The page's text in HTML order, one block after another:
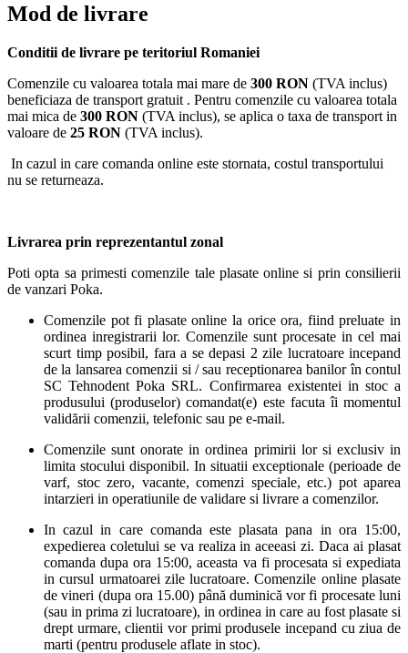
Mod de livrare
Conditii de livrare pe teritoriul Romaniei
Comenzile cu valoarea totala mai mare de 300 RON (TVA inclus)
beneficiaza de transport gratuit . Pentru comenzile cu valoarea totala
mai mica de 300 RON (TVA inclus), se aplica o taxa de transport in
valoare de 25 RON (TVA inclus).
In cazul in care comanda online este stornata, costul transportului
nu se returneaza.
Livrarea prin reprezentantul zonal
Poti opta sa primesti comenzile tale plasate online si prin consilierii
de vanzari Poka.
Comenzile pot fi plasate online la orice ora, fiind preluate in
ordinea inregistrarii lor. Comenzile sunt procesate in cel mai
scurt timp posibil, fara a se depasi 2 zile lucratoare incepand
de la lansarea comenzii si / sau receptionarea banilor în contul
SC Tehnodent Poka SRL. Confirmarea existentei in stoc a
produsului (produselor) comandat(e) este facuta îi momentul
validării comenzii, telefonic sau pe e-mail.
Comenzile sunt onorate in ordinea primirii lor si exclusiv in
limita stocului disponibil. In situatii exceptionale (perioade de
varf, stoc zero, vacante, comenzi speciale, etc.) pot aparea
intarzieri in operatiunile de validare si livrare a comenzilor.
In cazul in care comanda este plasata pana in ora 15:00,
expedierea coletului se va realiza in aceeasi zi. Daca ai plasat
comanda dupa ora 15:00, aceasta va fi procesata si expediata
in cursul urmatoarei zile lucratoare. Comenzile online plasate
de vineri (dupa ora 15.00) până duminică vor fi procesate luni
(sau in prima zi lucratoare), in ordinea in care au fost plasate si
drept urmare, clientii vor primi produsele incepand cu ziua de
marti (pentru produsele aflate in stoc).